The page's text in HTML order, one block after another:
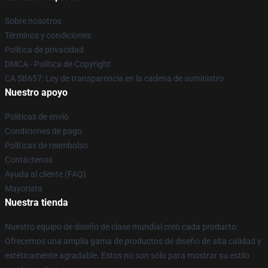
Sobre nosotros
Términos y condiciones
Política de privacidad
DMCA - Política de Copyright
CA SB657: Ley de transparencia en la cadena de suministro
Nuestro apoyo
Políticas de envío
Condiciones de pago
Políticas de reembolso
Contáctenos
Ayuda al cliente (FAQ)
Mayorista
Nuestra tienda
Nuestro equipo de diseño de clase mundial creó cada producto.
Ofrecemos una amplia gama de productos de diseño de alta calidad y
estéticamente agradable. Estos no son sólo para mostrar su estilo